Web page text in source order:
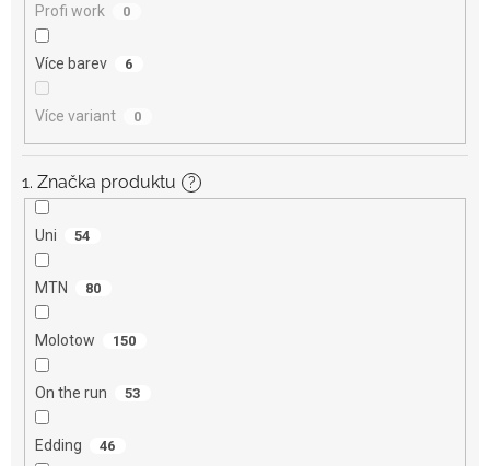
Profi work 0
Více barev 6
Více variant 0
1. Značka produktu ?
Uni 54
MTN 80
Molotow 150
On the run 53
Edding 46